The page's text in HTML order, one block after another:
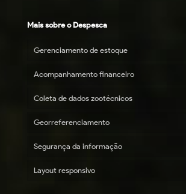
Mais sobre o Despesca
Gerenciamento de estoque
Acompanhamento financeiro
Coleta de dados zootécnicos
Georreferenciamento
Segurança da informação
Layout responsivo